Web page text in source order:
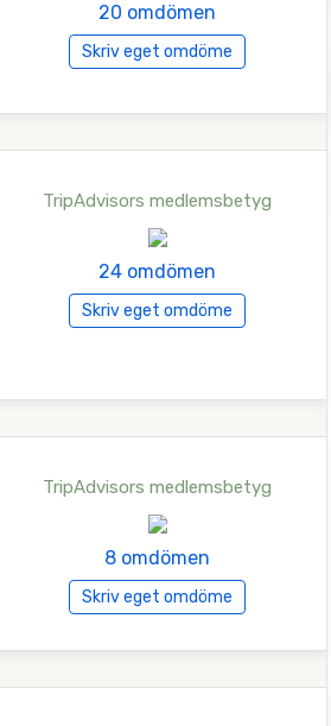
20 omdömen
Skriv eget omdöme
TripAdvisors medlemsbetyg
24 omdömen
Skriv eget omdöme
TripAdvisors medlemsbetyg
8 omdömen
Skriv eget omdöme